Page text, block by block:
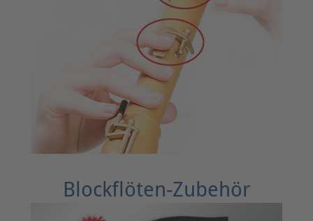
Blockflöten-Zubehör